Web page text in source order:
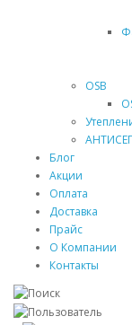
OSB
Блог
Акции
Оплата
Доставка
Прайс
О Компании
Контакты